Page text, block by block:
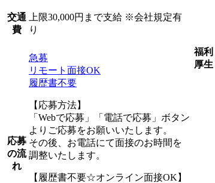
交通
費
上限30,000円まで支給 ※会社規定有
り
応募
の流
れ
急募
リモート面接OK
履歴書不要
【応募方法】
「Webで応募」「電話で応募」ボタン
よりご応募をお願いいたします。
その後、お電話にて面接のお時間を
調整いたします。
【履歴書不要☆オンライン面接OK】
福利
厚生